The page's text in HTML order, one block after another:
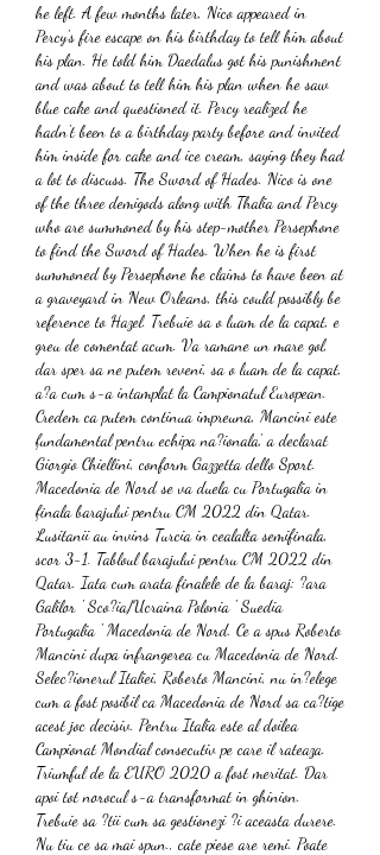
he left. A few months later, Nico appeared in
Percy's fire escape on his birthday to tell him about
his plan. He told him Daedalus got his punishment
and was about to tell him his plan when he saw
blue cake and questioned it. Percy realized he
hadn't been to a birthday party before and invited
him inside for cake and ice cream, saying they had
a lot to discuss. The Sword of Hades. Nico is one
of the three demigods along with Thalia and Percy
who are summoned by his step-mother Persephone
to find the Sword of Hades. When he is first
summoned by Persephone he claims to have been at
a graveyard in New Orleans, this could possibly be
reference to Hazel. Trebuie sa o luam de la capat, e
greu de comentat acum. Va ramane un mare gol,
dar sper sa ne putem reveni, sa o luam de la capat,
a?a cum s-a intamplat la Campionatul European.
Credem ca putem continua impreuna, Mancini este
fundamental pentru echipa na?ionala', a declarat
Giorgio Chiellini, conform Gazzetta dello Sport.
Macedonia de Nord se va duela cu Portugalia in
finala barajului pentru CM 2022 din Qatar.
Lusitanii au invins Turcia in cealalta semifinala,
scor 3-1. Tabloul barajului pentru CM 2022 din
Qatar. Iata cum arata finalele de la baraj: ?ara
Galilor ' Sco?ia/Ucraina Polonia ' Suedia
Portugalia ' Macedonia de Nord. Ce a spus Roberto
Mancini dupa infrangerea cu Macedonia de Nord.
Selec?ionerul Italiei, Roberto Mancini, nu in?elege
cum a fost posibil ca Macedonia de Nord sa ca?tige
acest joc decisiv. Pentru Italia este al doilea
Campionat Mondial consecutiv pe care il rateaza.
Triumful de la EURO 2020 a fost meritat. Dar
apoi tot norocul s-a transformat in ghinion.
Trebuie sa ?tii cum sa gestionezi ?i aceasta durere.
Nu tiu ce sa mai spun., cate piese are remi. Poate